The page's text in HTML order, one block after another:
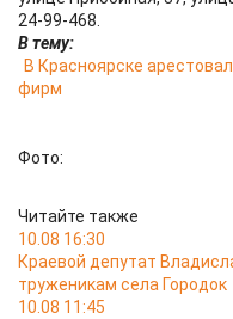
24-99-468.
В тему:
В Красноярске
фирм
Фото:
Читайте также
10.08 16:30
Краевой депутат
труженикам села Городок
10.08 11:45